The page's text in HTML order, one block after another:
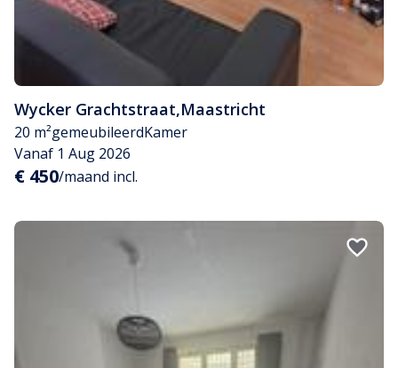
Wycker Grachtstraat,Maastricht
20 m²gemeubileerdKamer
Vanaf 1 Aug 2026
€ 450/maand incl.